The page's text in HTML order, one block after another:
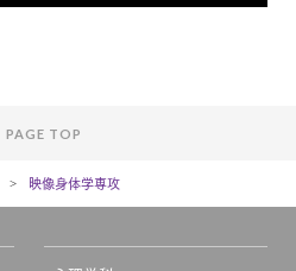
PAGE TOP
映像身体学専攻